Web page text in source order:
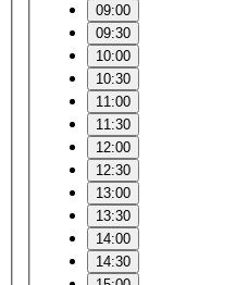
09:00
09:30
10:00
10:30
11:00
11:30
12:00
12:30
13:00
13:30
14:00
14:30